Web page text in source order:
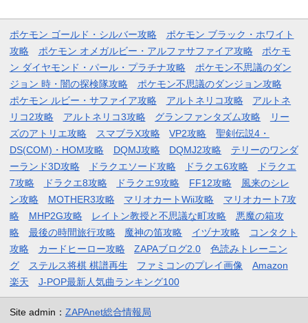
ポケモン ゴールド・シルバー攻略
ポケモン ブラック・ホワイト
攻略
ポケモン オメガルビー・アルファサファイア攻略
ポケモ
ン ダイヤモンド・パール・プラチナ攻略
ポケモン不思議のダン
ジョン 時・闇の探検隊攻略
ポケモン不思議のダンジョン攻略
ポケモン ルビー・サファイア攻略
アルトネリコ攻略
アルトネ
リコ2攻略
アルトネリコ3攻略 グランファンタズム攻略
リー
ズのアトリエ攻略
スマブラX攻略 VP2攻略
聖剣伝説4・
DS(COM)・HOM攻略
DQMJ攻略 DQMJ2攻略
テリーのワンダ
ーランド3D攻略
ドラクエソード攻略 ドラクエ6攻略
ドラクエ
7攻略
ドラクエ8攻略 ドラクエ9攻略 FF12攻略
風来のシレ
ン攻略
MOTHER3攻略 マリオカートWii攻略
マリオカート7攻
略
MHP2G攻略 レイトン教授と不思議な町攻略
悪魔の箱攻
略
最後の時間旅行攻略 魔神の笛攻略 イヅナ攻略
コンタクト
攻略
カードヒーロー攻略 ZAPAブログ2.0
色読みトレーニン
グ
ステルス将棋 棋譜再生 ファミコンのプレイ画像
Amazon
楽天
J-POP最新人気曲ランキング100
Site admin： ZAPAnet総合情報局